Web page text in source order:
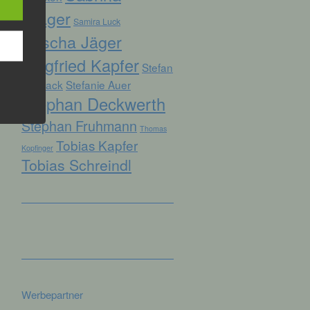
Prager Samira Luck
Sascha Jäger
Siegfried Kapfer Stefan
Biersack Stefanie Auer
Stephan Deckwerth
Stephan Fruhmann Thomas
Kopfinger Tobias Kapfer
Tobias Schreindl
Werbepartner